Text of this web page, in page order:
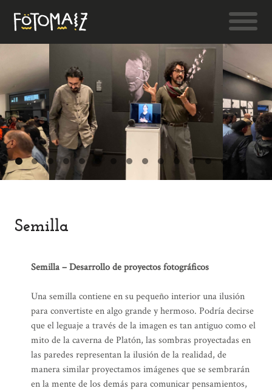
Semilla
Semilla – Desarrollo de proyectos fotográficos
Una semilla contiene en su pequeño interior una ilusión
para convertiste en algo grande y hermoso. Podría decirse
que el leguaje a través de la imagen es tan antiguo como el
mito de la caverna de Platón, las sombras proyectadas en
las paredes representan la ilusión de la realidad, de
manera similar proyectamos imágenes que se sembrarán
en la mente de los demás para comunicar pensamientos,